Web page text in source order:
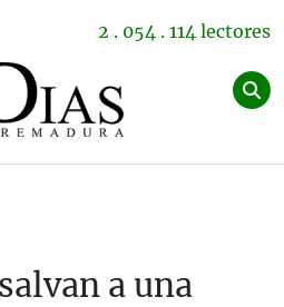
2 . 054 . 114 lectores
a una